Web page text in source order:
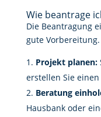
Wie beantrage
Die Beantragung
gute
Projekt planen:
erstellen Sie
Beratung
Hausbank oder